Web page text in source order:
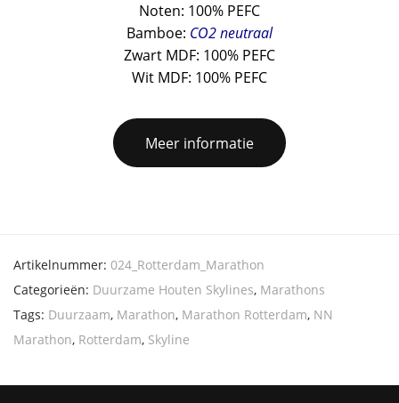
Noten: 100% PEFC
Bamboe: CO2 neutraal
Zwart MDF: 100% PEFC
Wit MDF: 100% PEFC
Meer informatie
Artikelnummer: 024_Rotterdam_Marathon
Categorieën: Duurzame Houten Skylines, Marathons
Tags: Duurzaam, Marathon, Marathon Rotterdam, NN
Marathon, Rotterdam, Skyline